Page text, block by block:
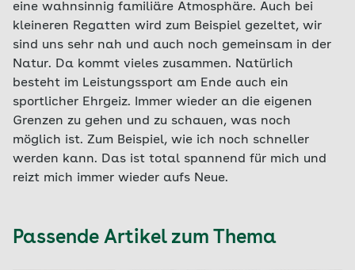
eine wahnsinnig familiäre Atmosphäre. Auch bei
kleineren Regatten wird zum Beispiel gezeltet, wir
sind uns sehr nah und auch noch gemeinsam in der
Natur. Da kommt vieles zusammen. Natürlich
besteht im Leistungssport am Ende auch ein
sportlicher Ehrgeiz. Immer wieder an die eigenen
Grenzen zu gehen und zu schauen, was noch
möglich ist. Zum Beispiel, wie ich noch schneller
werden kann. Das ist total spannend für mich und
reizt mich immer wieder aufs Neue.
Passende Artikel zum Thema